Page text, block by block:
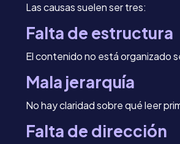
Las causas suelen ser tres:
Falta de estructura
El contenido no está organizado
Mala jerarquía
No hay claridad sobre qué leer
Falta de dirección